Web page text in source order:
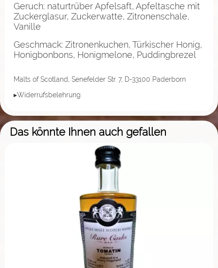
Geruch: naturtrüber Apfelsaft, Apfeltasche mit
Zuckerglasur, Zuckerwatte, Zitronenschale,
Vanille
Geschmack: Zitronenkuchen, Türkischer Honig,
Honigbonbons, Honigmelone, Puddingbrezel
Malts of Scotland, Senefelder Str. 7, D-33100 Paderborn
▸Widerrufsbelehrung
Das könnte Ihnen auch gefallen